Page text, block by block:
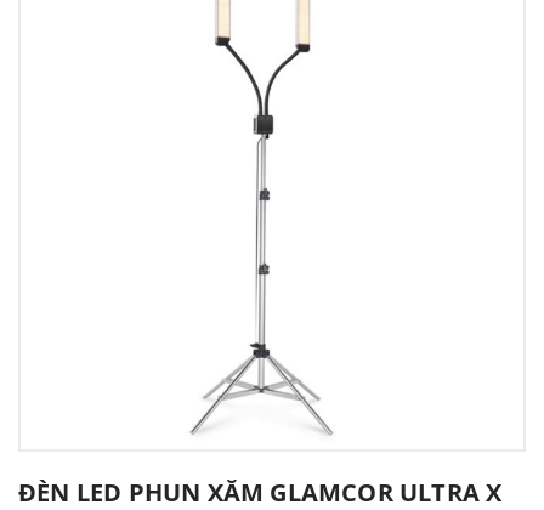
ĐÈN LED PHUN XĂM GLAMCOR ULTRA X